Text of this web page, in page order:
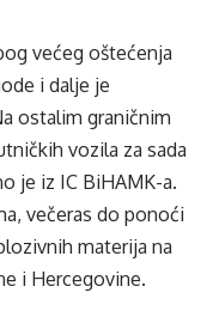
većeg oštećenja
i dalje je
ostalim graničnim
vozila za sada
je iz IC BiHAMK-a.
večeras do ponoći
materija na
i Hercegovine.